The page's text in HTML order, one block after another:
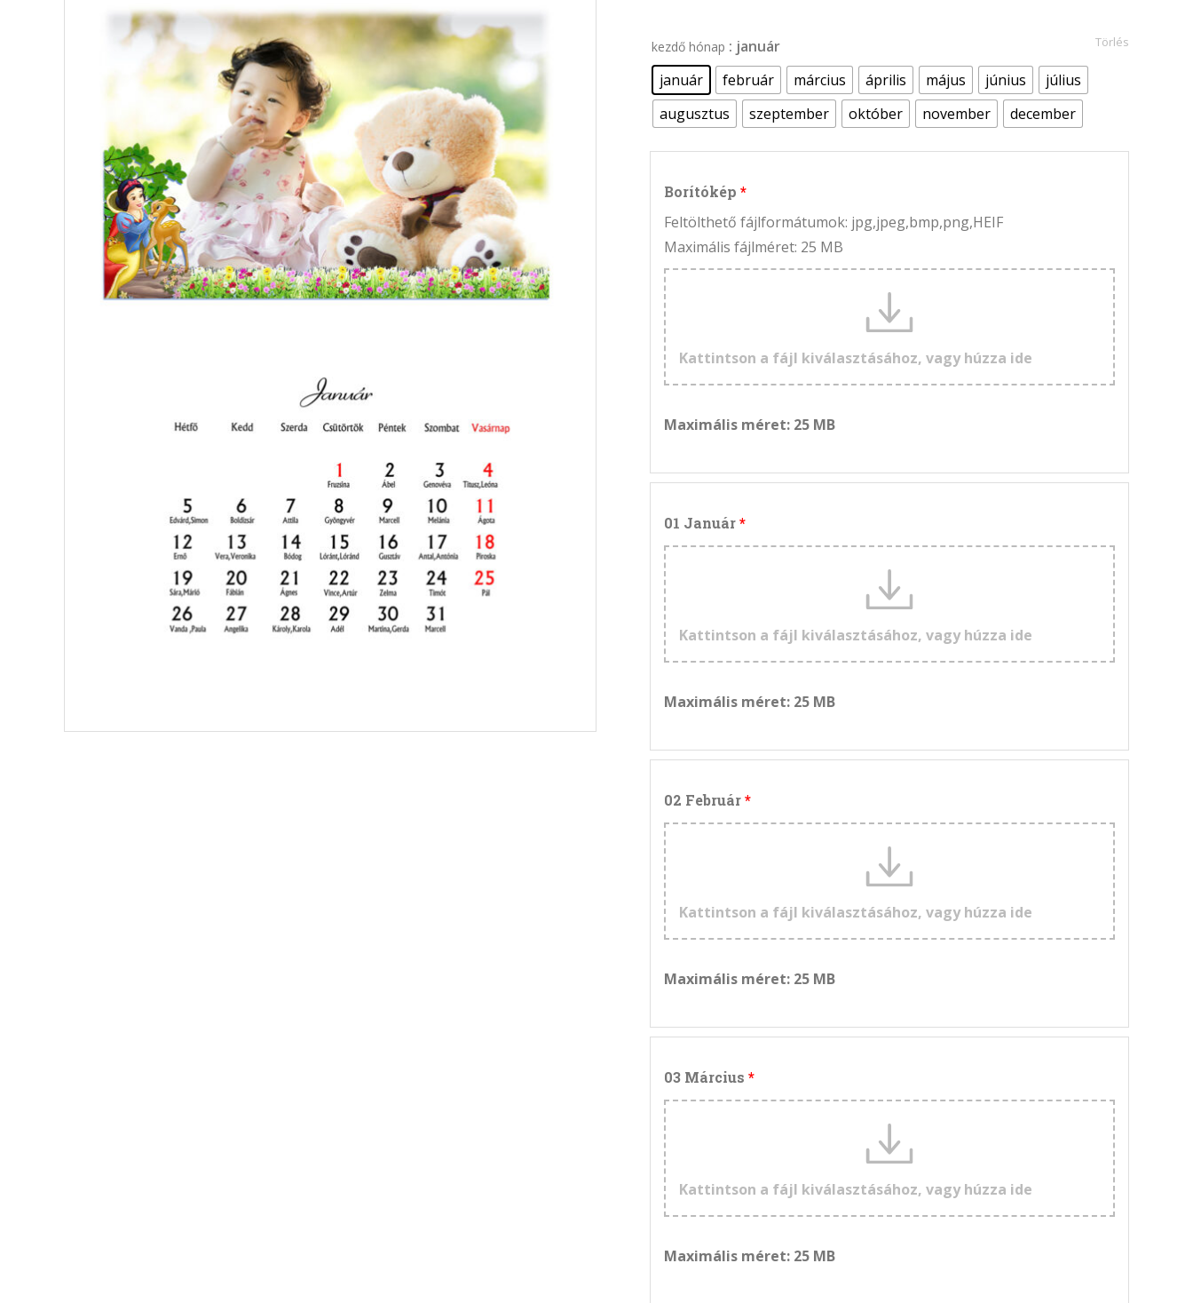
kezdő hónap : január
január
február március április május június
július
augusztus
szeptember október november december
Törlés
Borítókép
Feltölthető fájlformátumok: jpg,jpeg,bmp,png,HEIF
Maximális fájlméret: 25 MB
Kattintson a fájl kiválasztásához, vagy húzza ide
Maximális méret: 25 MB
01 Január
Kattintson a fájl kiválasztásához, vagy húzza ide
Maximális méret: 25 MB
02 Február
Kattintson a fájl kiválasztásához, vagy húzza ide
Maximális méret: 25 MB
03 Március
Kattintson a fájl kiválasztásához, vagy húzza ide
Maximális méret: 25 MB